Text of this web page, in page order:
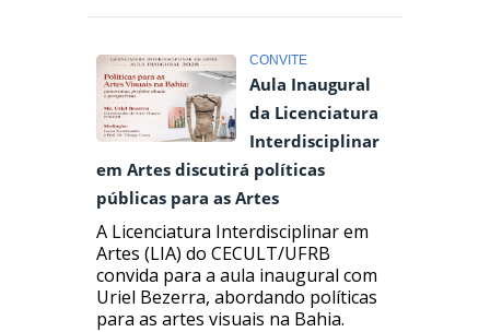
CONVITE
Aula Inaugural
da Licenciatura
Interdisciplinar
em Artes discutirá políticas
públicas para as Artes
A Licenciatura Interdisciplinar em
Artes (LIA) do CECULT/UFRB
convida para a aula inaugural com
Uriel Bezerra, abordando políticas
para as artes visuais na Bahia.